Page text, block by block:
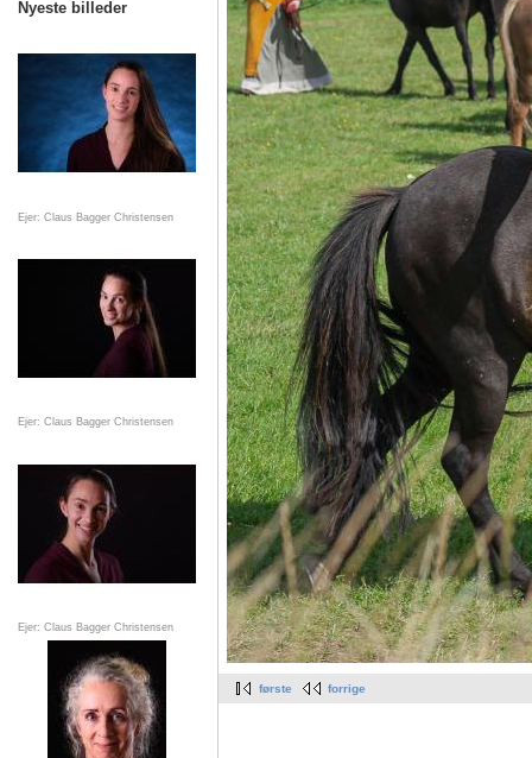
Nyeste billeder
Ejer: Claus Bagger Christensen
Ejer: Claus Bagger Christensen
Ejer: Claus Bagger Christensen
første forrige